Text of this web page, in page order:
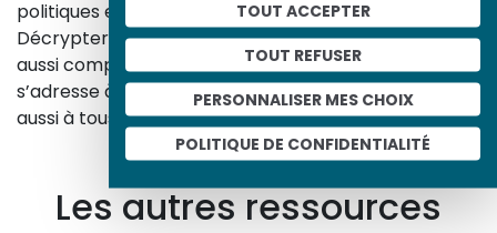
TOUT ACCEPTER
TOUT REFUSER
PERSONNALISER MES CHOIX
POLITIQUE DE CONFIDENTIALITÉ
politiques et culturelles d’une époque.
Décrypter les images et les événements d’hier, c’est
aussi comprendre ceux d’aujourd’hui. Un site qui
s’adresse à tous, famille, enseignants, élèves… mais
aussi à tous les curieux, amateurs d’art et d’histoire.
En savoir plus sur le projet
Les autres ressources